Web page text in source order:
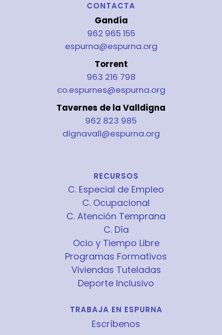
CONTACTA
Gandía
962 965 155
espurna@espurna.org
Torrent
963 216 798
co.espurnes@espurna.org
Tavernes de la Valldigna
962 823 985
dignavall@espurna.org
RECURSOS
C. Especial de Empleo
C. Ocupacional
C. Atención Temprana
C. Día
Ocio y Tiempo Libre
Programas Formativos
Viviendas Tuteladas
Deporte Inclusivo
TRABAJA EN ESPURNA
Escríbenos